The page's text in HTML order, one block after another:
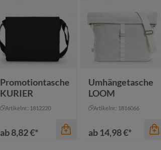
Promotiontasche
KURIER
Artikelnr.: 1812220
ab8,82 €*
Umhängetasche
LOOM
Artikelnr.: 1816066
ab14,98 €*